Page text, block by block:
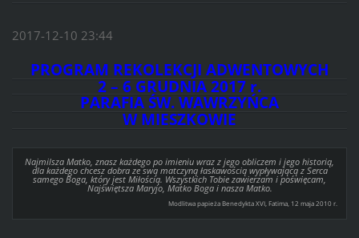
2017-12-10 23:44
PROGRAM REKOLEKCJI ADWENTOWYCH
2 – 6 GRUDNIA 2017 r.
PARAFIA ŚW. WAWRZYŃCA
W MIESZKOWIE
Najmilsza Matko, znasz każdego po imieniu wraz z jego obliczem i jego historią,
dla każdego chcesz dobra ze swą matczyną łaskawością wypływającą z Serca
samego Boga, który jest Miłością. Wszystkich Tobie zawierzam i poświęcam,
Najświętsza Maryjo, Matko Boga i nasza Matko.
Modlitwa papieża Benedykta XVI, Fatima, 12 maja 2010 r.